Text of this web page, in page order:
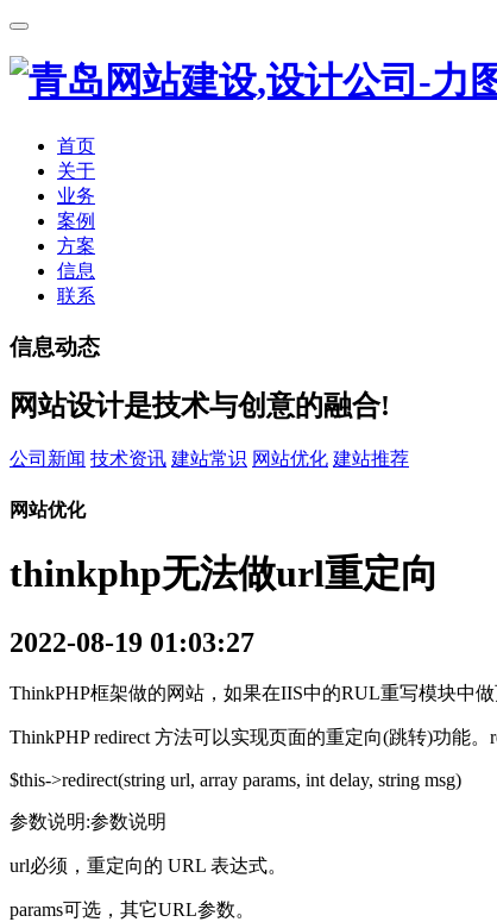
首页
关于
业务
案例
方案
信息
联系
信息动态
网站设计是技术与创意的融合!
公司新闻 技术资讯 建站常识 网站优化 建站推荐
网站优化
thinkphp无法做url重定向
2022-08-19 01:03:27
ThinkPHP框架做的网站，如果在IIS中的RUL重写模块中
ThinkPHP redirect 方法可以实现页面的重定向(跳转)功能。
$this->redirect(string url, array params, int delay, string msg)
参数说明:参数说明
url必须，重定向的 URL 表达式。
params可选，其它URL参数。